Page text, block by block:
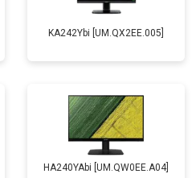
KA242Ybi [UM.QX2EE.005]
HA240YAbi [UM.QW0EE.A04]